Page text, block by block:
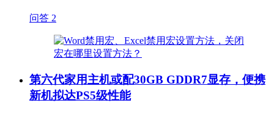
问答 2
第六代家用主机或配30GB GDDR7显存，便携
新机拟达PS5级性能